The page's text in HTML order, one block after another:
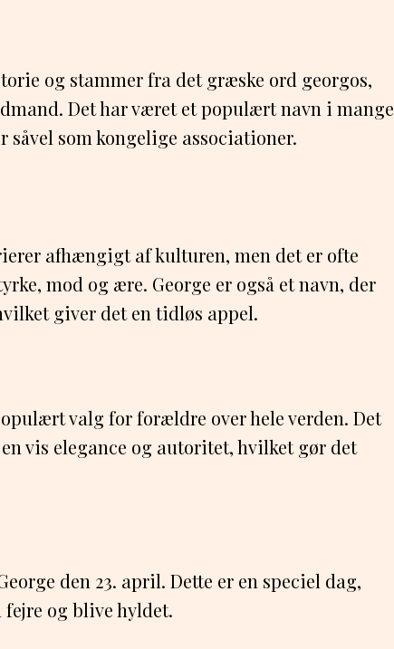
og stammer fra det græske ord georgos,
Det har været et populært navn i mange
som kongelige associationer.
afhængigt af kulturen, men det er ofte
mod og ære. George er også et navn, der
giver det en tidløs appel.
valg for forældre over hele verden. Det
vis elegance og autoritet, hvilket gør det
den 23. april. Dette er en speciel dag,
og blive hyldet.